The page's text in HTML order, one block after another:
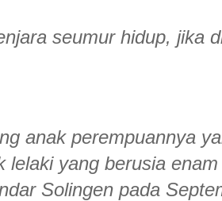
seumur hidup, jika
anak perempuannya
yang berusia
Solingen pada